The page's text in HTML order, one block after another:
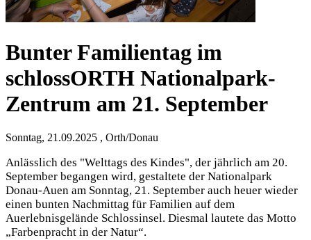
Bunter Familientag im
schlossORTH Nationalpark-
Zentrum am 21. September
Sonntag, 21.09.2025 , Orth/Donau
Anlässlich des "Welttags des Kindes", der jährlich am 20.
September begangen wird, gestaltete der Nationalpark
Donau-Auen am Sonntag, 21. September auch heuer wieder
einen bunten Nachmittag für Familien auf dem
Auerlebnisgelände Schlossinsel. Diesmal lautete das Motto
„Farbenpracht in der Natur“.